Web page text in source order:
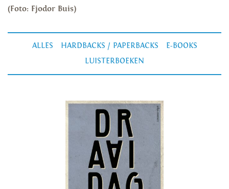
(Foto: Fjodor Buis)
ALLES HARDBACKS / PAPERBACKS
E-BOOKS
LUISTERBOEKEN